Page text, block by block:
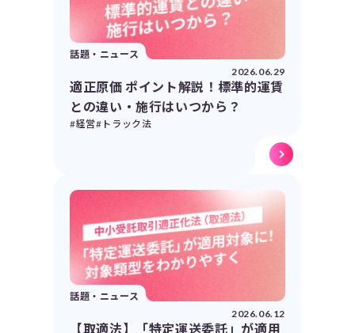
話題・ニュース
2026.06.29
適正原価 ポイント解説！標準的運賃
との違い・施行はいつから？
#経営#トラック法
話題・ニュース
2026.06.12
【取適法】「特定運送委託」が適用